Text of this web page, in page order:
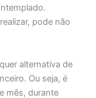
pode não
alternativa de
Ou seja, é
mês, durante